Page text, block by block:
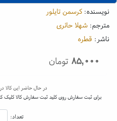
نویسنده:کرسمن تایلور
مترجم: شهلا حائری
ناشر: قطره
۸۵,۰۰۰ تومان
در حال حاضر این کالا
برای ثبت سفارش روی کلید ثبت سفارش کالا کلیک
تعداد: